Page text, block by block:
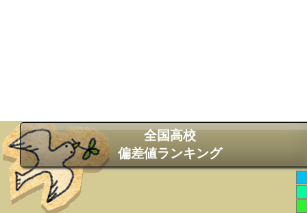
全国高校
偏差値ランキング